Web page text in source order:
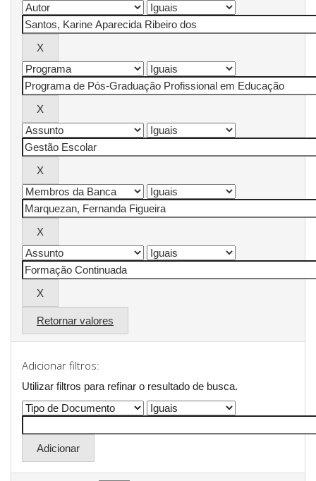
Retornar valores
Adicionar filtros:
Utilizar filtros para refinar o resultado de busca.